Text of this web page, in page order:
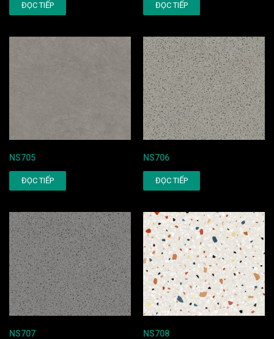
ĐỌC TIẾP ĐỌC TIẾP
NS705
ĐỌC TIẾP
NS706
ĐỌC TIẾP
NS707 NS708